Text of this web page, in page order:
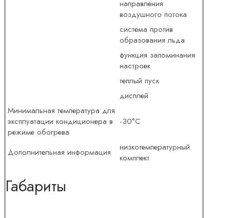
направления
воздушного потока
система против
образования льда
функция запоминания
настроек
теплый пуск
дисплей
Минимальная температура для
эксплуатации кондиционера в
режиме обогрева
-30°С
Дополнительная информация
низкотемпературный
комплект
Габариты